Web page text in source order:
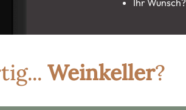
Weinkeller?